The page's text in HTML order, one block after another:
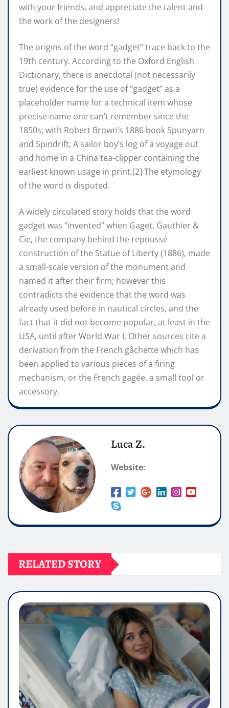
with your friends, and appreciate the talent and
the work of the designers!
The origins of the word “gadget” trace back to the
19th century. According to the Oxford English
Dictionary, there is anecdotal (not necessarily
true) evidence for the use of “gadget” as a
placeholder name for a technical item whose
precise name one can’t remember since the
1850s; with Robert Brown’s 1886 book Spunyarn
and Spindrift, A sailor boy’s log of a voyage out
and home in a China tea-clipper containing the
earliest known usage in print.[2] The etymology
of the word is disputed.
A widely circulated story holds that the word
gadget was “invented” when Gaget, Gauthier &
Cie, the company behind the repoussé
construction of the Statue of Liberty (1886), made
a small-scale version of the monument and
named it after their firm; however this
contradicts the evidence that the word was
already used before in nautical circles, and the
fact that it did not become popular, at least in the
USA, until after World War I. Other sources cite a
derivation from the French gâchette which has
been applied to various pieces of a firing
mechanism, or the French gagée, a small tool or
accessory.
Luca Z.
Website:
RELATED STORY